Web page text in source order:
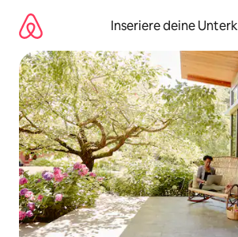
Inhalten
springen
Inseriere deine